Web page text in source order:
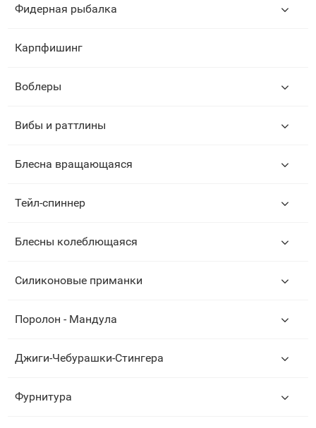
Фидерная рыбалка
Карпфишинг
Воблеры
Вибы и раттлины
Блесна вращающаяся
Тейл-спиннер
Блесны колеблющаяся
Силиконовые приманки
Поролон - Мандула
Джиги-Чебурашки-Стингера
Фурнитура